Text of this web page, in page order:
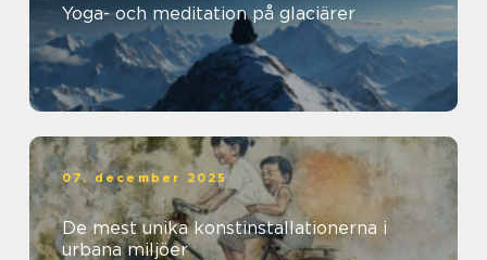
Yoga- och meditation på glaciärer
07. december 2025
De mest unika konstinstallationerna i
urbana miljöer